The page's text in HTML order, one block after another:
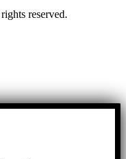
reserved.